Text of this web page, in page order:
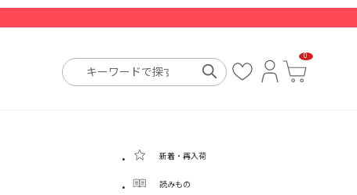
0
新着・再入荷
読みもの